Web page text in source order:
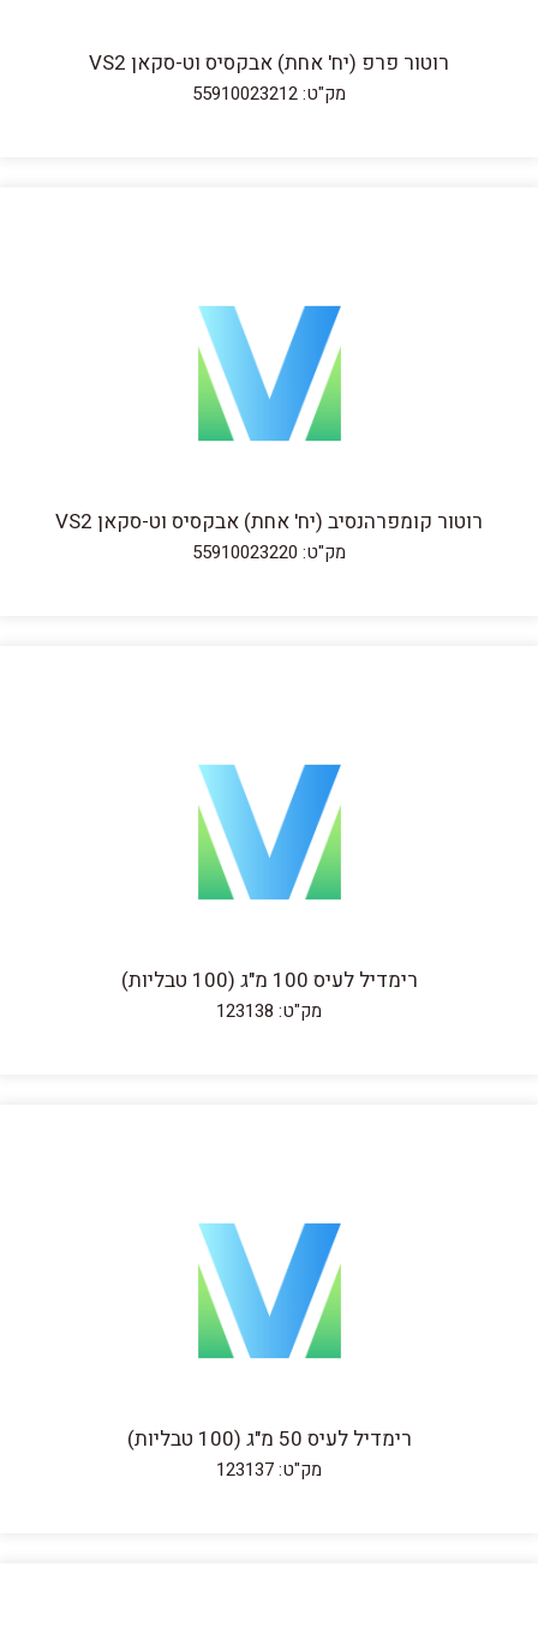
רוטור פרפ (יח' אחת) אבקסיס וט-סקאן VS2
מק"ט: 55910023212
רוטור קומפרהנסיב (יח' אחת) אבקסיס וט-סקאן VS2
מק"ט: 55910023220
רימדיל לעיס 100 מ"ג (100 טבליות)
מק"ט: 123138
רימדיל לעיס 50 מ"ג (100 טבליות)
מק"ט: 123137